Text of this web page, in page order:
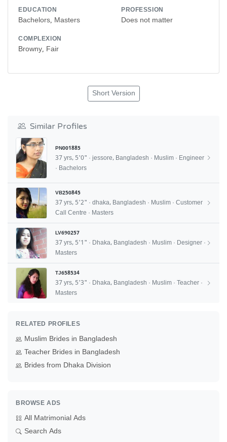
EDUCATION
Bachelors, Masters
PROFESSION
Does not matter
COMPLEXION
Browny, Fair
Short Version
Similar Profiles
PN001885
37 yrs, 5'0" · jessore, Bangladesh · Muslim · Engineer
· Bachelors
VB250845
37 yrs, 5'2" · dhaka, Bangladesh · Muslim · Customer
Call Centre · Masters
LV690257
37 yrs, 5'1" · Dhaka, Bangladesh · Muslim · Designer ·
Masters
TJ658534
37 yrs, 5'3" · Dhaka, Bangladesh · Muslim · Teacher ·
Masters
RELATED PROFILES
Muslim Brides in Bangladesh
Teacher Brides in Bangladesh
Brides from Dhaka Division
BROWSE ADS
All Matrimonial Ads
Search Ads